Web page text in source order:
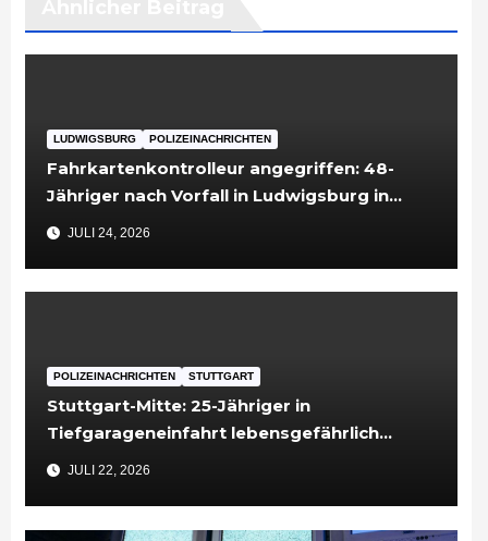
LUDWIGSBURG POLIZEINACHRICHTEN
Fahrkartenkontrolleur angegriffen: 48-
Jähriger nach Vorfall in Ludwigsburg in
Untersuchungshaft
JULI 24, 2026
POLIZEINACHRICHTEN STUTTGART
Stuttgart-Mitte: 25-Jähriger in
Tiefgarageneinfahrt lebensgefährlich
verletzt
JULI 22, 2026